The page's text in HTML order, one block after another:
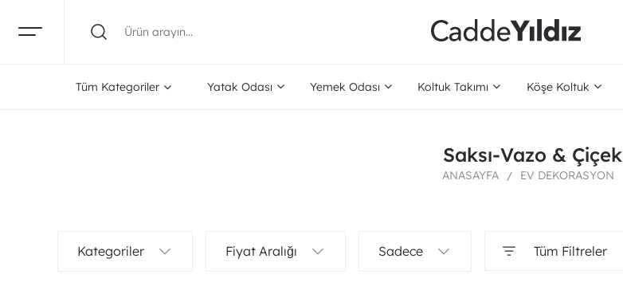
Tüm Kategoriler Yatak Odası Yemek Odası Koltuk Takımı Köşe Koltuk
ANASAYFA EV DEKORASYON
Saksı-Vazo & Çiçek
Kategoriler Fiyat Aralığı Sadece Tüm Filtreler